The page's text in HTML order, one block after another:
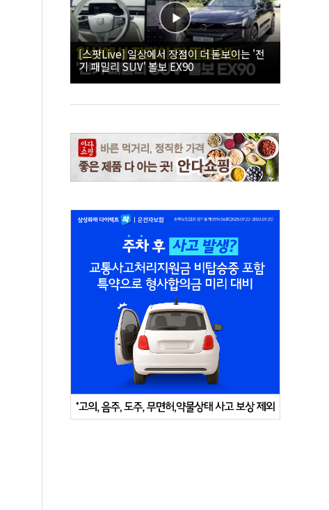
[스팟Live] 일상에서 장점이 더 돋보이는 '전
기 패밀리 SUV' 볼보 EX90